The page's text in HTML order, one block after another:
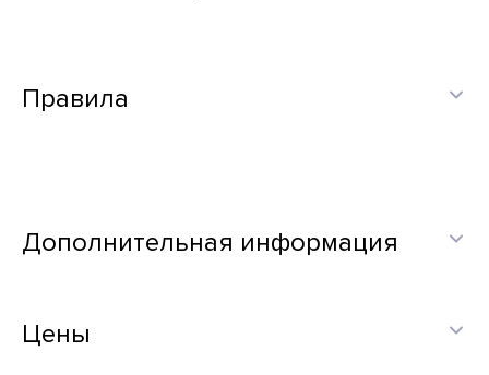
Правила
Дополнительная информация
Цены